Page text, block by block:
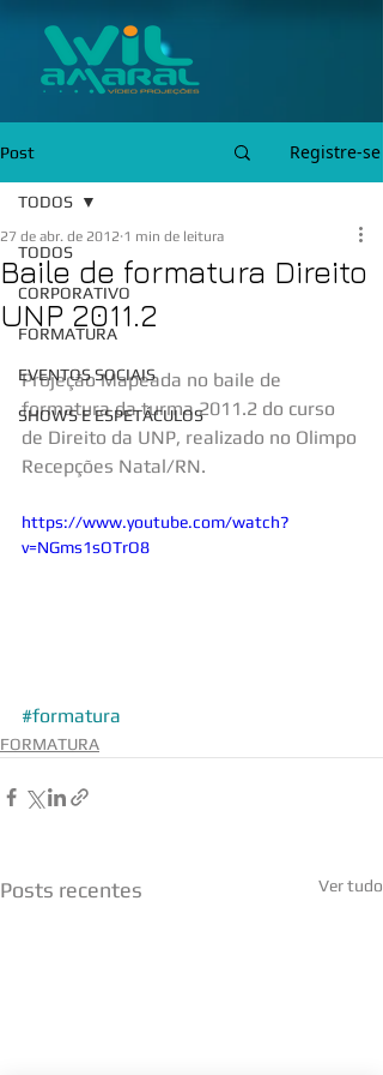
Post Registre-se
TODOS
CORPORATIVO
FORMATURA
EVENTOS SOCIAIS
SHOWS E ESPETÁCULOS
TODOS
Baile de formatura Direito
UNP 2011.2
27 de abr. de 2012 1 min de leitura
Projeção Mapeada no baile de
formatura da turma 2011.2 do curso
de Direito da UNP, realizado no Olimpo
Recepções Natal/RN.
https://www.youtube.com/watch?
v=NGms1sOTrO8
#formatura
FORMATURA
Posts recentes Ver tudo